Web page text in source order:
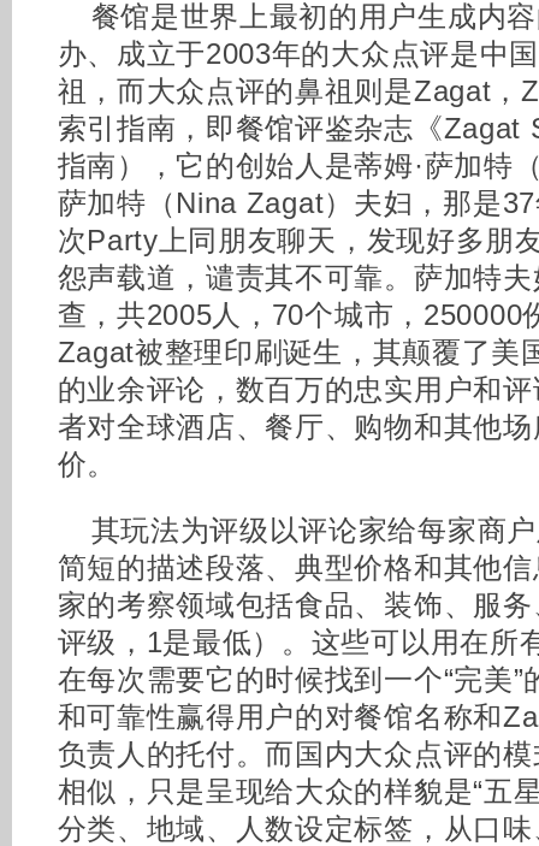
餐馆是世界上最初的用户生成内
办、成立于2003年的大众点评是中
祖，而大众点评的鼻祖则是Zagat，
索引指南，即餐馆评鉴杂志《Zagat
指南），它的创始人是蒂姆·萨加特
萨加特（Nina Zagat）夫妇，那是
次Party上同朋友聊天，发现好多朋
怨声载道，谴责其不可靠。萨加特
查，共2005人，70个城市，250000
Zagat被整理印刷诞生，其颠覆了美
的业余评论，数百万的忠实用户和
者对全球酒店、餐厅、购物和其他
价。
其玩法为评级以评论家给每家商
简短的描述段落、典型价格和其他
家的考察领域包括食品、装饰、服
评级，1是最低）。这些可以用在所
在每次需要它的时候找到一个“完美
和可靠性赢得用户的对餐馆名称和
负责人的托付。而国内大众点评的
相似，只是呈现给大众的样貌是“五
分类、地域、人数设定标签，从口